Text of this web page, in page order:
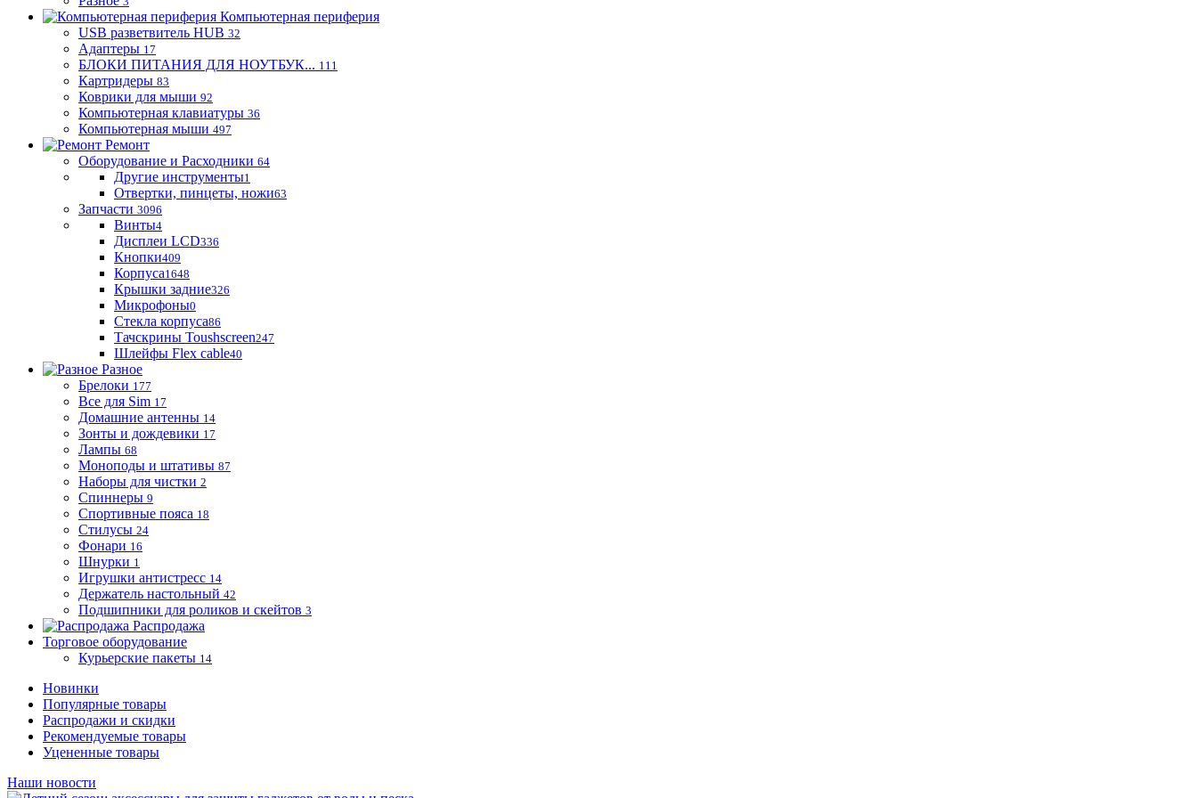
Компьютерная периферия
USB разветвитель HUB 32
Адаптеры 17
БЛОКИ ПИТАНИЯ ДЛЯ НОУТБУК... 111
Картридеры 83
Коврики для мыши 92
Компьютерная клавиатуры 36
Компьютерная мыши 497
Ремонт
Оборудование и Расходники 64
Другие инструменты1
Отвертки, пинцеты, ножи63
Запчасти 3096
Винты4
Дисплеи LCD336
Кнопки409
Корпуса1648
Крышки задние326
Микрофоны0
Стекла корпуса86
Тачскрины Toushscreen247
Шлейфы Flex cable40
Разное
Брелоки 177
Все для Sim 17
Домашние антенны 14
Зонты и дождевики 17
Лампы 68
Моноподы и штативы 87
Наборы для чистки 2
Спиннеры 9
Спортивные пояса 18
Стилусы 24
Фонари 16
Шнурки 1
Игрушки антистресс 14
Держатель настольный 42
Подшипники для роликов и скейтов 3
Распродажа
Торговое оборудование
Курьерские пакеты 14
Новинки
Популярные товары
Распродажи и скидки
Рекомендуемые товары
Уцененные товары
Наши новости